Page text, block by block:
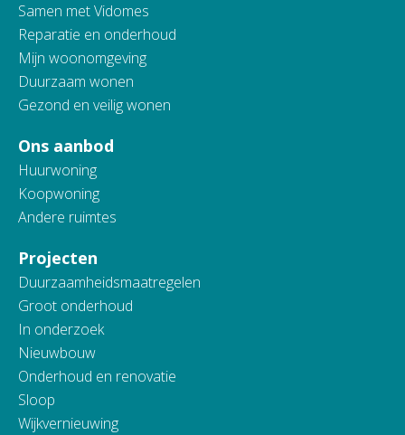
Samen met Vidomes
Reparatie en onderhoud
Mijn woonomgeving
Duurzaam wonen
Gezond en veilig wonen
Ons aanbod
Huurwoning
Koopwoning
Andere ruimtes
Projecten
Duurzaamheidsmaatregelen
Groot onderhoud
In onderzoek
Nieuwbouw
Onderhoud en renovatie
Sloop
Wijkvernieuwing